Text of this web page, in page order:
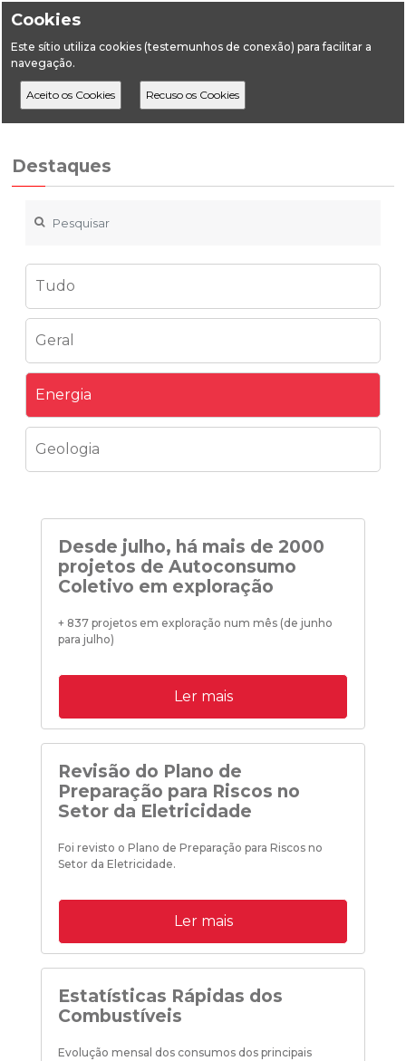
Cookies
Este sítio utiliza cookies (testemunhos de conexão) para facilitar a
navegação.
HomeDestaques Energia
Destaques
Tudo
Geral
Energia
Geologia
Desde julho, há mais de 2000
projetos de Autoconsumo
Coletivo em exploração
+ 837 projetos em exploração num mês (de junho
para julho)
Ler mais
Revisão do Plano de
Preparação para Riscos no
Setor da Eletricidade
Foi revisto o Plano de Preparação para Riscos no
Setor da Eletricidade.
Ler mais
Estatísticas Rápidas dos
Combustíveis
Evolução mensal dos consumos dos principais